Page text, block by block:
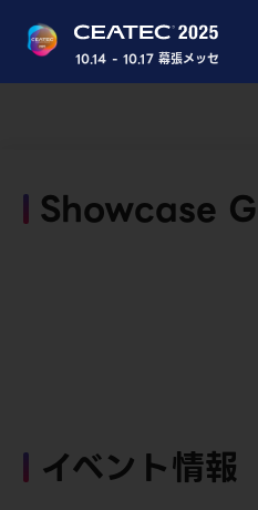
10.14 - 10.17 幕張メッセ
Showcase
イベント情報